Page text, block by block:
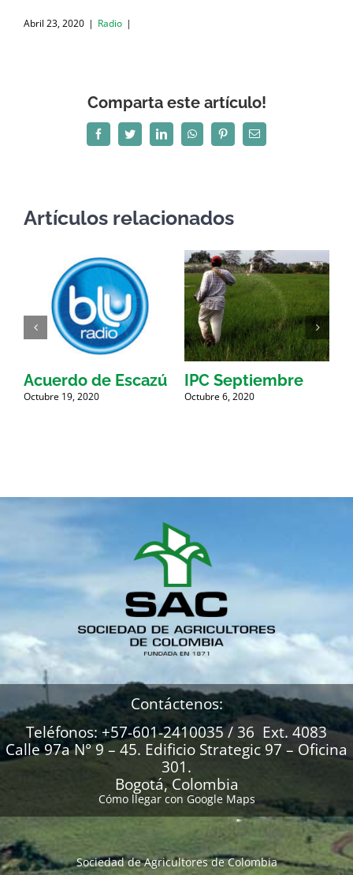
Abril 23, 2020 | Radio |
Comparta este artículo!
FacebookTwitterLinkedInWhatsAppPinterestCorreo
Artículos relacionados
Acuerdo de Escazú
Octubre 19, 2020
IPC Septiembre
Octubre 6, 2020
Contáctenos:
Teléfonos: +57-601-2410035 / 36 Ext. 4083
Calle 97a N° 9 – 45. Edificio Strategic 97 – Oficina
301.
Bogotá, Colombia
Cómo llegar con Google Maps
Sociedad de Agricultores de Colombia